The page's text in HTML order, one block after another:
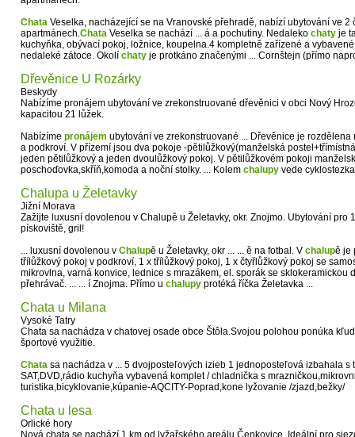
Chata Veselka, nacházející se na Vranovské přehradě, nabízí ubytování ve 2
apartmánech.Chata Veselka se nachází ... á a pochutiny. Nedaleko chaty je
kuchyňka, obývací pokoj, ložnice, koupelna.4 kompletně zařízené a
nedaleké zátoce. Okolí chaty je protkáno značenými ... Cornštejn (přímo
Dřevěnice U Rozárky
Beskydy
Nabízíme pronájem ubytování ve zrekonstruované dřevěnici v obci Nový
kapacitou 21 lůžek.
Nabízíme pronájem ubytování ve zrekonstruované ... Dřevěnice je
a podkroví. V přízemí jsou dva pokoje -pětilůžkový(manželská
jeden pětilůžkový a jeden dvoulůžkový pokoj. V pětilůžkovém pokoji
poschoďovka,skříň,komoda a noční stolky. ... Kolem chalupy vede
Chalupa u Želetavky
Jižní Morava
Zažijte luxusní dovolenou v Chalupě u Želetavky, okr. Znojmo. Ubytování pro
pískoviště, gril!
... luxusní dovolenou v Chalupě u Želetavky, okr ... ... ě na fotbal. V chalupě je
třílůžkový pokoj v podkroví, 1 x třílůžkový pokoj, 1 x čtyřlůžkový pokoj se
mikrovlna, varná konvice, lednice s mrazákem, el. sporák se sklokeramickou
přehrávač. ... ... í Znojma. Přímo u chalupy protéká říčka Želetavka ...
Chata u Milana
Vysoké Tatry
Chata sa nachádza v chatovej osade obce Štôla.Svojou polohou ponúka
športové využitie.
Chata sa nachádza v ... 5 dvojposteľových izieb 1 jednoposteľová izbahala s
SAT,DVD,rádio kuchyňa vybavená komplet / chladnička s
turistika,bicyklovanie,kúpanie-AQCITY-Poprad,kone lyžovanie /zjazd,bežky/
Chata u lesa
Orlické hory
Nová chata se nachází 1 km od lyžařského areálu Čenkovice. Ideální pro